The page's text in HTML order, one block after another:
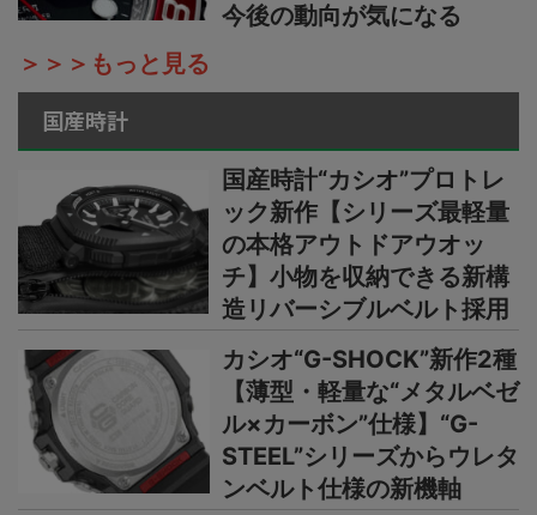
今後の動向が気になる
＞＞＞もっと見る
国産時計
国産時計“カシオ”プロトレ
ック新作【シリーズ最軽量
の本格アウトドアウオッ
チ】小物を収納できる新構
造リバーシブルベルト採用
カシオ“G-SHOCK”新作2種
【薄型・軽量な“メタルベゼ
ル×カーボン”仕様】“G-
STEEL”シリーズからウレタ
ンベルト仕様の新機軸